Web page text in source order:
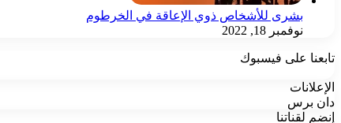
بشرى للأشخاص ذوي الإعاقة في الخرطوم
نوفمبر 18, 2022
تابعنا على فيسبوك
الإعلانات
دان برس
إنضم لقناتنا